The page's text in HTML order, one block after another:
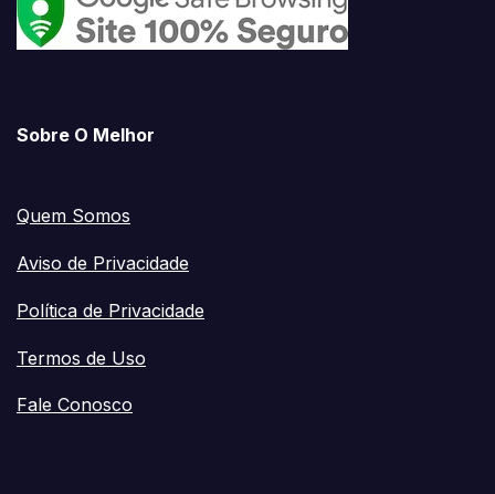
Sobre O Melhor
Quem Somos
Aviso de Privacidade
Política de Privacidade
Termos de Uso
Fale Conosco